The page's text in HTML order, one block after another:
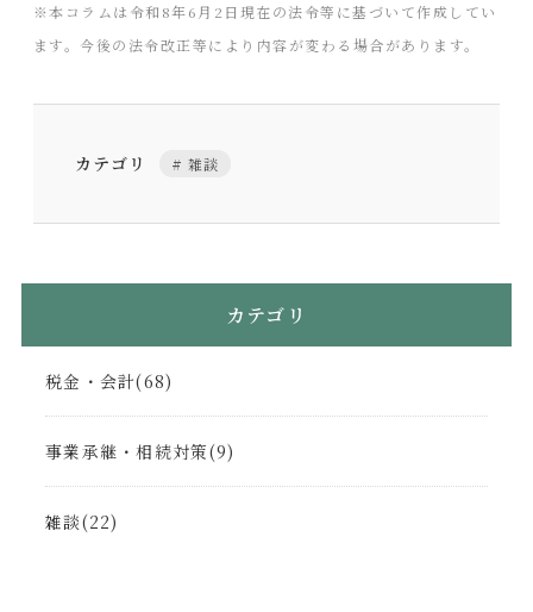
※本コラムは令和8年6月2日現在の法令等に基づいて作成してい
ます。今後の法令改正等により内容が変わる場合があります。
カテゴリ 雑談
カテゴリ
税金・会計(68)
事業承継・相続対策(9)
雑談(22)